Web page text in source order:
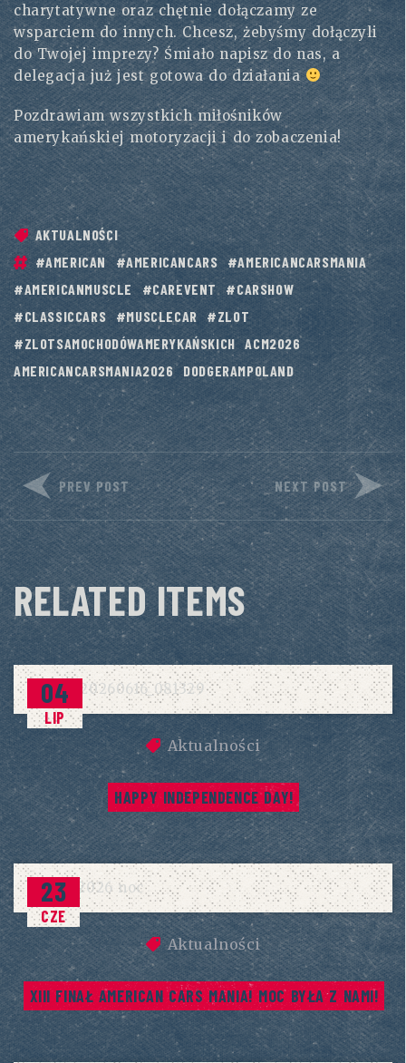
charytatywne oraz chętnie dołączamy ze
wsparciem do innych. Chcesz, żebyśmy dołączyli
do Twojej imprezy? Śmiało napisz do nas, a
delegacja już jest gotowa do działania
Pozdrawiam wszystkich miłośników
amerykańskiej motoryzacji i do zobaczenia!
AKTUALNOŚCI
#AMERICAN
#AMERICANCARS #AMERICANCARSMANIA
#AMERICANMUSCLE
#CAREVENT
#CARSHOW
#CLASSICCARS
#MUSCLECAR
#ZLOT
#ZLOTSAMOCHODÓWAMERYKAŃSKICH ACM2026
AMERICANCARSMANIA2026 DODGERAMPOLAND
PREV POST NEXT POST
RELATED ITEMS
04
LIP
Aktualności
HAPPY INDEPENDENCE DAY!
23
CZE
Aktualności
XIII FINAŁ AMERICAN CARS MANIA! MOC BYŁA Z NAMI!